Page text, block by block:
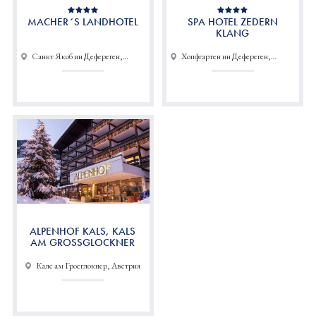
MACHER´S LANDHOTEL
Санкт Якоб ин Дефереген,
SPA HOTEL ZEDERN
KLANG
Хопфгартен ин Дефереген,
ALPENHOF KALS, KALS
AM GROSSGLOCKNER
Калс ам Гросглокнер, Австрия